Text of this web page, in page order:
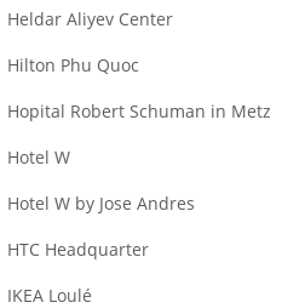
Heldar Aliyev Center
Hilton Phu Quoc
Hopital Robert Schuman in Metz
Hotel W
Hotel W by Jose Andres
HTC Headquarter
IKEA Loulé